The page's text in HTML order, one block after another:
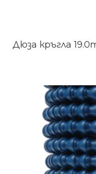
Дюза кръгла